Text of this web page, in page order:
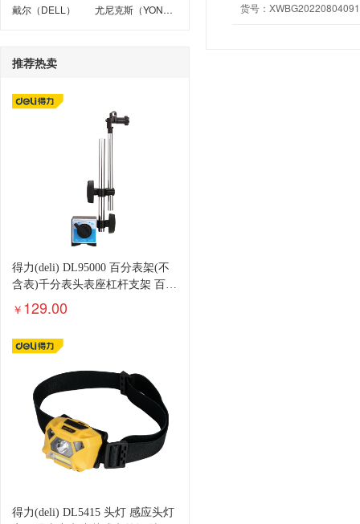
戴尔（DELL）
尤尼克斯（YONEX）
推荐热卖
得力(deli) DL95000 百分表架(不
含表)千分表头表座杠杆支架 百分
表架
￥ 129.00
得力(deli) DL5415 头灯 感应头灯
货号：